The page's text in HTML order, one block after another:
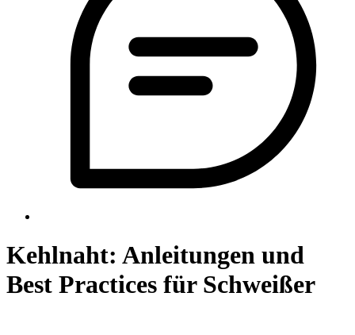
Kehlnaht: Anleitungen und
Best Practices für Schweißer